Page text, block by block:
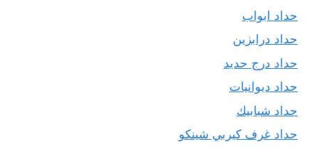
حداد ابواب
حداد درابزين
حداد درج حديد
حداد ديوانيات
حداد شبابيك
حداد غرف كيربي شينكو